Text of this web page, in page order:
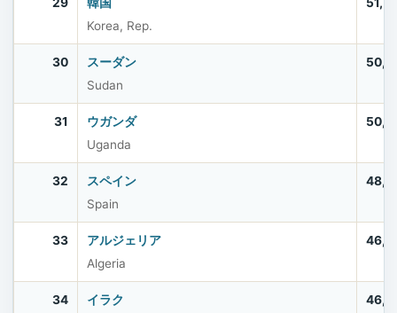
29
韓国
Korea, Rep.
30
スーダン
Sudan
31
ウガンダ
Uganda
32
スペイン
Spain
33
アルジェリア
Algeria
34
イラク